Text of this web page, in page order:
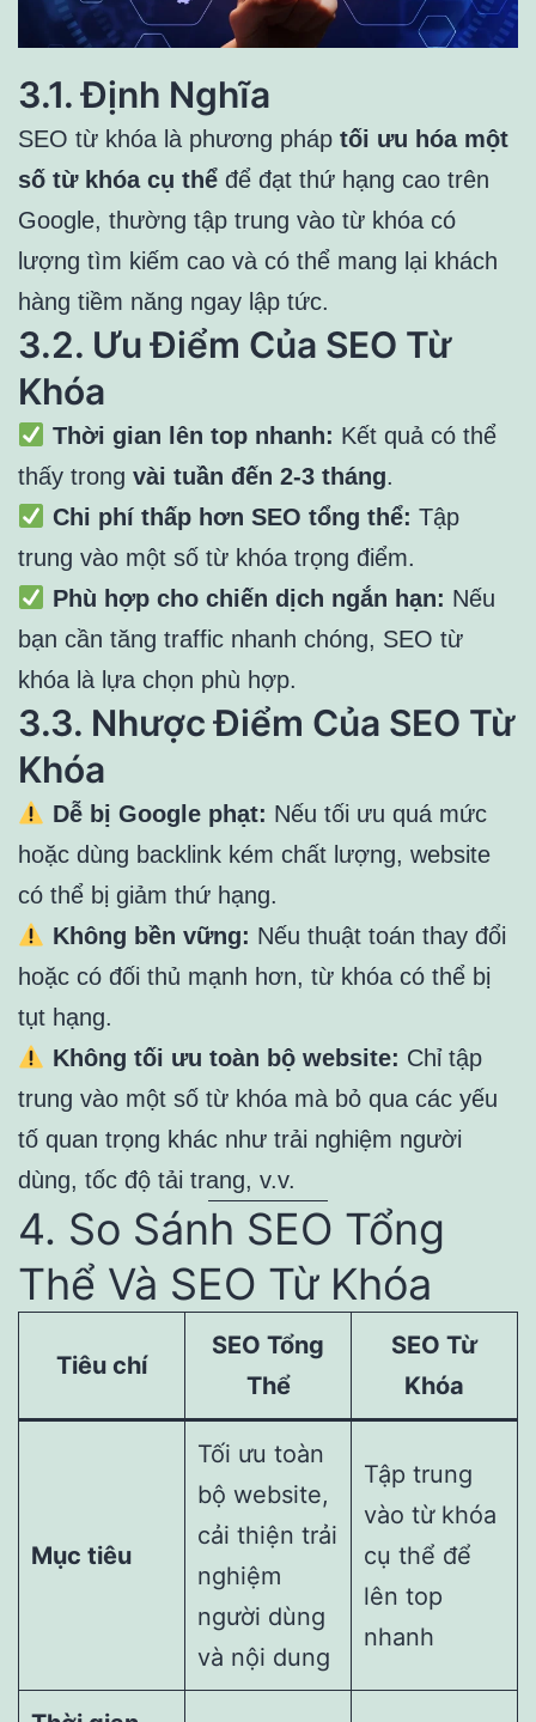
3.1. Định Nghĩa
SEO từ khóa là phương pháp tối ưu hóa một
số từ khóa cụ thể để đạt thứ hạng cao trên
Google, thường tập trung vào từ khóa có
lượng tìm kiếm cao và có thể mang lại khách
hàng tiềm năng ngay lập tức.
3.2. Ưu Điểm Của SEO Từ
Khóa
Thời gian lên top nhanh: Kết quả có thể
thấy trong vài tuần đến 2-3 tháng.
Chi phí thấp hơn SEO tổng thể: Tập
trung vào một số từ khóa trọng điểm.
Phù hợp cho chiến dịch ngắn hạn: Nếu
bạn cần tăng traffic nhanh chóng, SEO từ
khóa là lựa chọn phù hợp.
3.3. Nhược Điểm Của SEO Từ
Khóa
Dễ bị Google phạt: Nếu tối ưu quá mức
hoặc dùng backlink kém chất lượng, website
có thể bị giảm thứ hạng.
Không bền vững: Nếu thuật toán thay đổi
hoặc có đối thủ mạnh hơn, từ khóa có thể bị
tụt hạng.
Không tối ưu toàn bộ website: Chỉ tập
trung vào một số từ khóa mà bỏ qua các yếu
tố quan trọng khác như trải nghiệm người
dùng, tốc độ tải trang, v.v.
4. So Sánh SEO Tổng
Thể Và SEO Từ Khóa
Tiêu chí
SEO Tổng
Thể
SEO Từ
Khóa
Mục tiêu
Tối ưu toàn
bộ website,
cải thiện trải
nghiệm
người dùng
và nội dung
Tập trung
vào từ khóa
cụ thể để
lên top
nhanh